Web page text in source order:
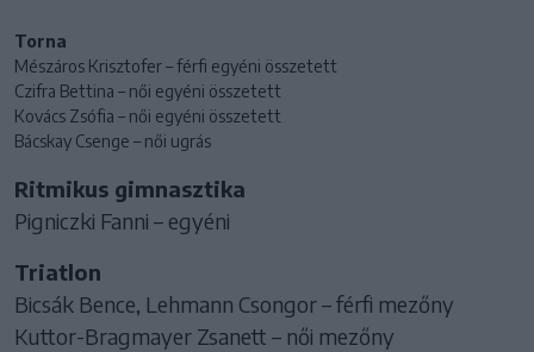
Torna
Mészáros Krisztofer – férfi egyéni összetett
Czifra Bettina – női egyéni összetett
Kovács Zsófia – női egyéni összetett
Bácskay Csenge – női ugrás
Ritmikus gimnasztika
Pigniczki Fanni – egyéni
Triatlon
Bicsák Bence, Lehmann Csongor – férfi mezőny
Kuttor-Bragmayer Zsanett – női mezőny